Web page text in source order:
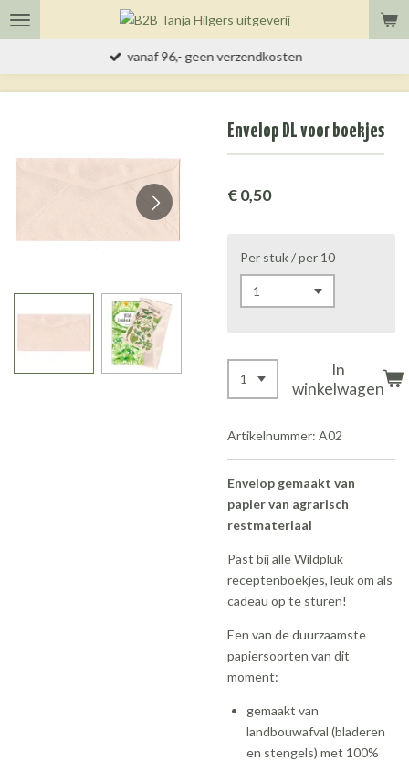
Ga
direct
vanaf 96,- geen verzendkosten
Envelop DL voor boekjes
€ 0,50
Per stuk / per 10
In
winkelwagen
Artikelnummer: A02
Envelop gemaakt van
papier van agrarisch
restmateriaal
Past bij alle Wildpluk
receptenboekjes, leuk om als
cadeau op te sturen!
Een van de duurzaamste
papiersoorten van dit
moment:
gemaakt van
landbouwafval (bladeren
en stengels) met 100%